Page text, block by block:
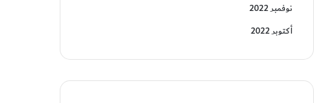
نوفمبر 2022
أكتوبر 2022